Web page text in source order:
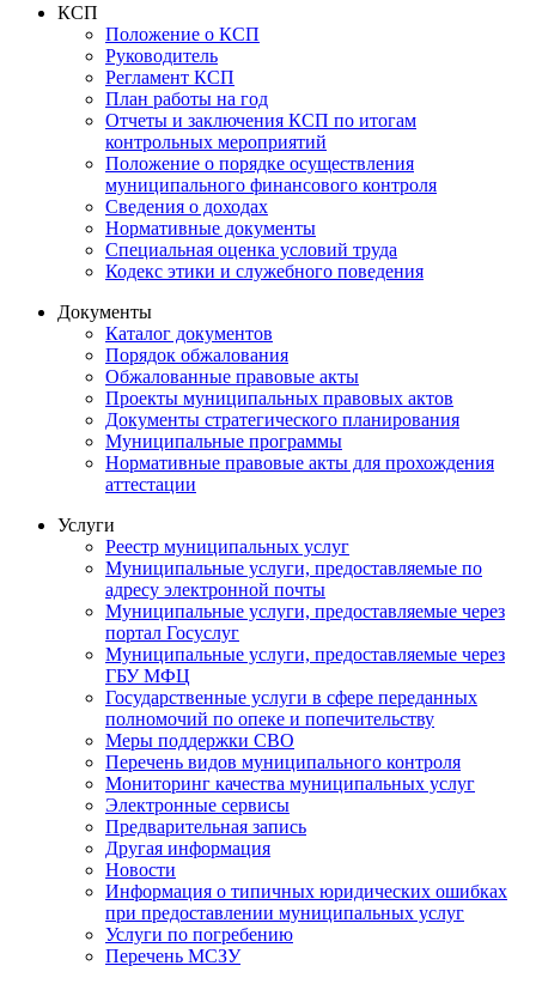
КСП
Положение о КСП
Руководитель
Регламент КСП
План работы на год
Отчеты и заключения КСП по итогам
контрольных мероприятий
Положение о порядке осуществления
муниципального финансового контроля
Сведения о доходах
Нормативные документы
Специальная оценка условий труда
Кодекс этики и служебного поведения
Документы
Каталог документов
Порядок обжалования
Обжалованные правовые акты
Проекты муниципальных правовых актов
Документы стратегического планирования
Муниципальные программы
Нормативные правовые акты для прохождения
аттестации
Услуги
Реестр муниципальных услуг
Муниципальные услуги, предоставляемые по
адресу электронной почты
Муниципальные услуги, предоставляемые через
портал Госуслуг
Муниципальные услуги, предоставляемые через
ГБУ МФЦ
Государственные услуги в сфере переданных
полномочий по опеке и попечительству
Меры поддержки СВО
Перечень видов муниципального контроля
Мониторинг качества муниципальных услуг
Электронные сервисы
Предварительная запись
Другая информация
Новости
Информация о типичных юридических ошибках
при предоставлении муниципальных услуг
Услуги по погребению
Перечень МСЗУ